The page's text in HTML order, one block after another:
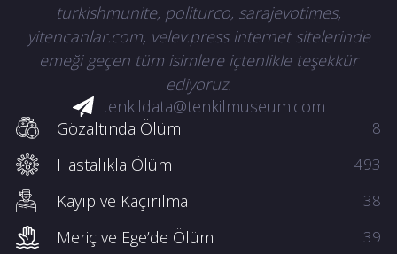
turkishmunite, politurco, sarajevotimes,
yitencanlar.com, velev.press internet sitelerinde
emeği geçen tüm isimlere içtenlikle teşekkür
ediyoruz.
tenkildata@tenkilmuseum.com
Gözaltında Ölüm
8
Hastalıkla Ölüm 493
Kayıp ve Kaçırılma 38
Meriç ve Ege’de Ölüm 39